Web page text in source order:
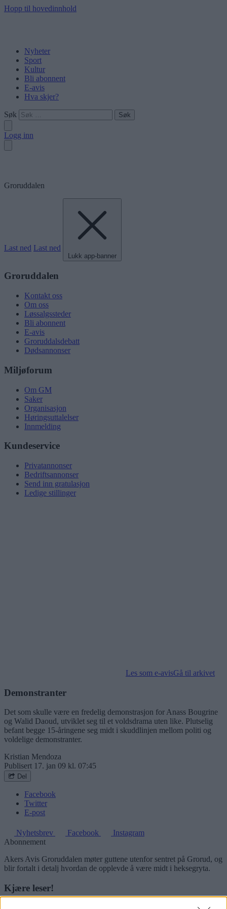
Hopp til hovedinnhold
Nyheter
Sport
Kultur
Bli abonnent
E-avis
Hva skjer?
Søk
Logg inn
Groruddalen
Last ned Last ned
Lukk app-banner
Groruddalen
Kontakt oss
Om oss
Løssalgssteder
Bli abonnent
E-avis
Groruddalsdebatt
Dødsannonser
Miljøforum
Om GM
Saker
Organisasjon
Høringsuttalelser
Innmelding
Kundeservice
Privatannonser
Bedriftsannonser
Send inn gratulasjon
Ledige stillinger
Les som e-avisGå til arkivet
Demonstranter
Det som skulle være en fredelig demonstrasjon for Anass Bougrine
og Walid Daoud, utviklet seg til et voldsdrama uten like. Plutselig
befant begge 15-åringene seg midt i skuddlinjen mellom politi og
voldelige demonstranter.
Kristian Mendoza
Publisert 17. jan 09 kl. 07:45
Del
Facebook
Twitter
E-post
Nyhetsbrev Facebook
Instagram
Abonnement
Akers Avis Groruddalen møter guttene utenfor sentret på Grorud, og
blir fortalt i detalj hvordan de opplevde å være midt i heksegryta.
Kjære leser!